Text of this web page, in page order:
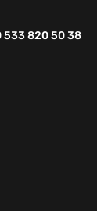
533 820 50 38